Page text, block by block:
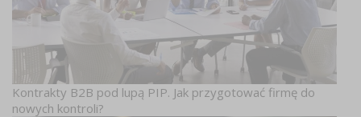
Kontrakty B2B pod lupą PIP. Jak przygotować firmę do
nowych kontroli?